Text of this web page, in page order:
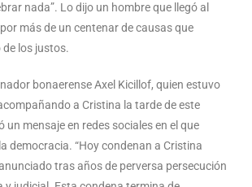
nada”. Lo dijo un hombre que llegó al
más de un centenar de causas que
de los justos.
bonaerense Axel Kicillof, quien estuvo
a Cristina la tarde de este
un mensaje en redes sociales en el que
democracia. “Hoy condenan a Cristina
tras años de perversa persecución